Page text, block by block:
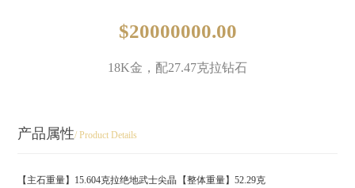
$20000000.00
18K金，配27.47克拉钻石
产品属性/ Product Details
【主石重量】15.604克拉绝地武士尖晶 【整体重量】52.29克